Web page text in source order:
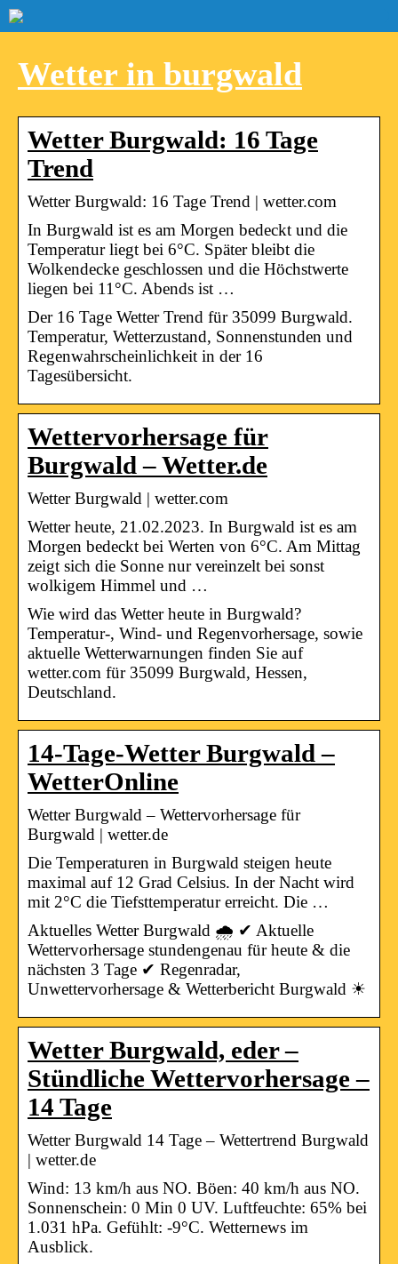
Wetter in burgwald
Wetter Burgwald: 16 Tage
Trend
Wetter Burgwald: 16 Tage Trend | wetter.com
In Burgwald ist es am Morgen bedeckt und die
Temperatur liegt bei 6°C. Später bleibt die
Wolkendecke geschlossen und die Höchstwerte
liegen bei 11°C. Abends ist …
Der 16 Tage Wetter Trend für 35099 Burgwald.
Temperatur, Wetterzustand, Sonnenstunden und
Regenwahrscheinlichkeit in der 16
Tagesübersicht.
Wettervorhersage für
Burgwald – Wetter.de
Wetter Burgwald | wetter.com
Wetter heute, 21.02.2023. In Burgwald ist es am
Morgen bedeckt bei Werten von 6°C. Am Mittag
zeigt sich die Sonne nur vereinzelt bei sonst
wolkigem Himmel und …
Wie wird das Wetter heute in Burgwald?
Temperatur-, Wind- und Regenvorhersage, sowie
aktuelle Wetterwarnungen finden Sie auf
wetter.com für 35099 Burgwald, Hessen,
Deutschland.
14-Tage-Wetter Burgwald –
WetterOnline
Wetter Burgwald – Wettervorhersage für
Burgwald | wetter.de
Die Temperaturen in Burgwald steigen heute
maximal auf 12 Grad Celsius. In der Nacht wird
mit 2°C die Tiefsttemperatur erreicht. Die …
Aktuelles Wetter Burgwald 🌧️ ✔ Aktuelle
Wettervorhersage stundengenau für heute & die
nächsten 3 Tage ✔ Regenradar,
Unwettervorhersage & Wetterbericht Burgwald ☀
Wetter Burgwald, eder –
Stündliche Wettervorhersage –
14 Tage
Wetter Burgwald 14 Tage – Wettertrend Burgwald
| wetter.de
Wind: 13 km/h aus NO. Böen: 40 km/h aus NO.
Sonnenschein: 0 Min 0 UV. Luftfeuchte: 65% bei
1.031 hPa. Gefühlt: -9°C. Wetternews im
Ausblick.